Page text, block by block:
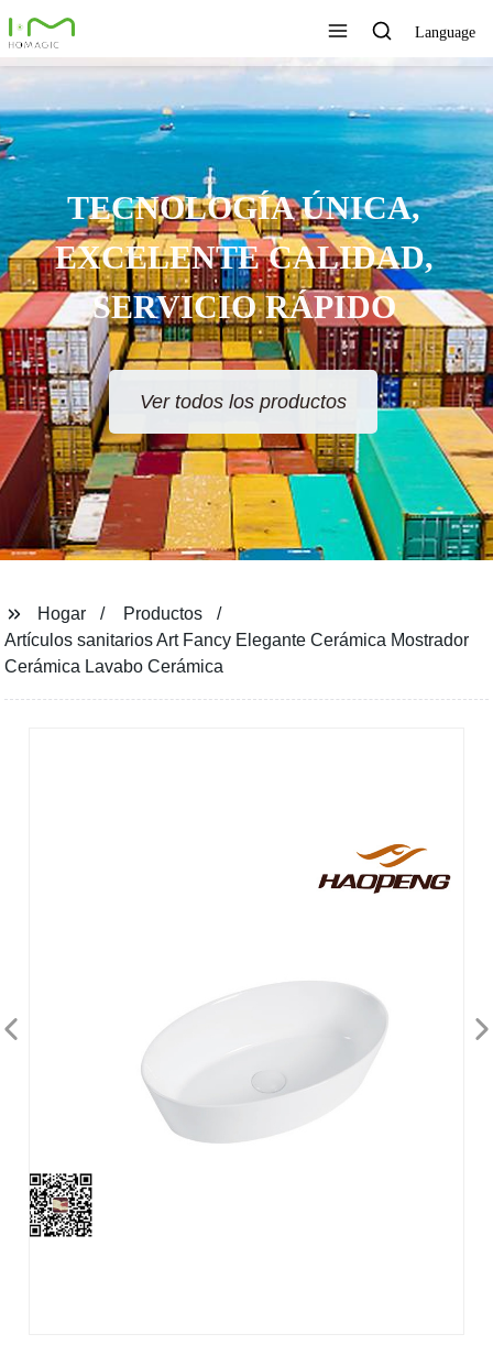
Language
TECNOLOGÍA ÚNICA,
EXCELENTE CALIDAD,
SERVICIO RÁPIDO
Ver todos los productos
Hogar
Productos
Artículos sanitarios Art Fancy Elegante Cerámica Mostrador
Cerámica Lavabo Cerámica